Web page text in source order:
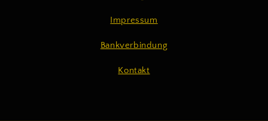
Impressum
Bankverbindung
Kontakt